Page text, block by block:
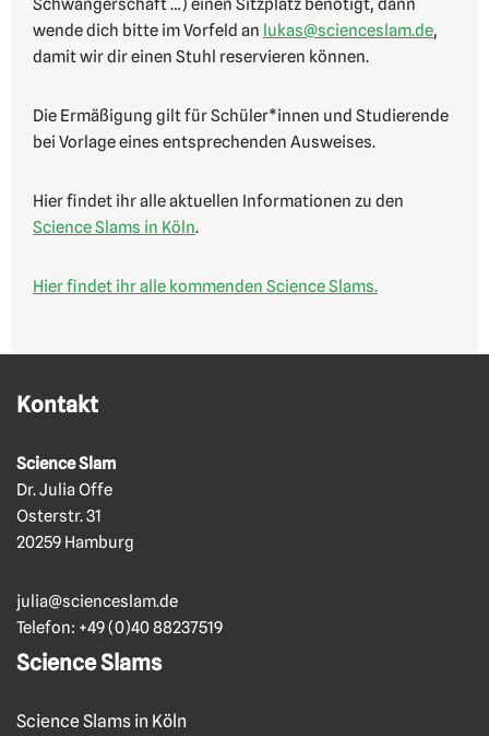
Schwangerschaft …) einen Sitzplatz benötigt, dann
wende dich bitte im Vorfeld an lukas@scienceslam.de,
damit wir dir einen Stuhl reservieren können.
Die Ermäßigung gilt für Schüler*innen und Studierende
bei Vorlage eines entsprechenden Ausweises.
Hier findet ihr alle aktuellen Informationen zu den
Science Slams in Köln.
Hier findet ihr alle kommenden Science Slams.
Kontakt
Science Slam
Dr. Julia Offe
Osterstr. 31
20259 Hamburg
julia@scienceslam.de
Telefon: +49 (0)40 88237519
Science Slams
Science Slams in Köln